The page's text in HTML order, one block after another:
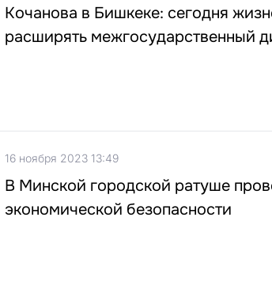
Кочанова в Бишкеке: сегодня
расширять межгосударственный
16 ноября 2023 13:49
В Минской городской ратуше
экономической безопасности